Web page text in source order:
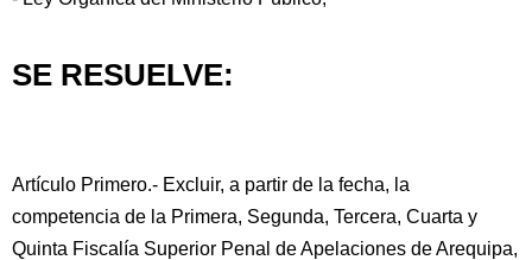
SE RESUELVE:
Artículo Primero.- Excluir, a partir de la fecha, la
competencia de la Primera, Segunda, Tercera, Cuarta y
Quinta Fiscalía Superior Penal de Apelaciones de Arequipa,